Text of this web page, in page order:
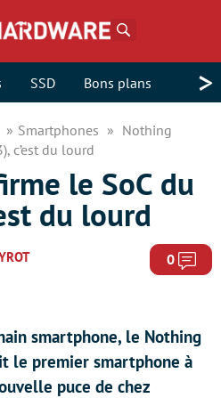
SSD Bons plans >
Smartphones
Nothing
c’est du lourd
le SoC du
du lourd
0
smartphone, le Nothing
le premier smartphone à
puce de chez